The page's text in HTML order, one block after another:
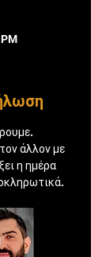
άλλον με
η ημέρα